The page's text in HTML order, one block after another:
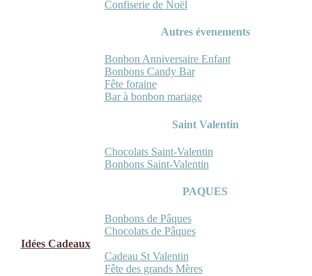
Confiserie de Noël
Autres évenements
Bonbon Anniversaire Enfant
Bonbons Candy Bar
Fête foraine
Bar à bonbon mariage
Saint Valentin
Chocolats Saint-Valentin
Bonbons Saint-Valentin
PAQUES
Bonbons de Pâques
Chocolats de Pâques
Idées Cadeaux
Cadeau St Valentin
Fête des grands Mères